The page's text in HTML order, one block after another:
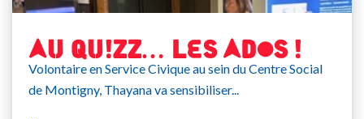
AU QUIZZ… LES ADOS !
Volontaire en Service Civique au sein du Centre Social
de Montigny, Thayana va sensibiliser...